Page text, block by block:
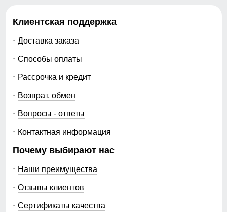
Клиентская поддержка
Доставка заказа
Способы оплаты
Рассрочка и кредит
Возврат, обмен
Вопросы - ответы
Контактная информация
Почему выбирают нас
Наши преимущества
Отзывы клиентов
Сертификаты качества